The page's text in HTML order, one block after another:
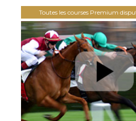
Toutes les courses Premium